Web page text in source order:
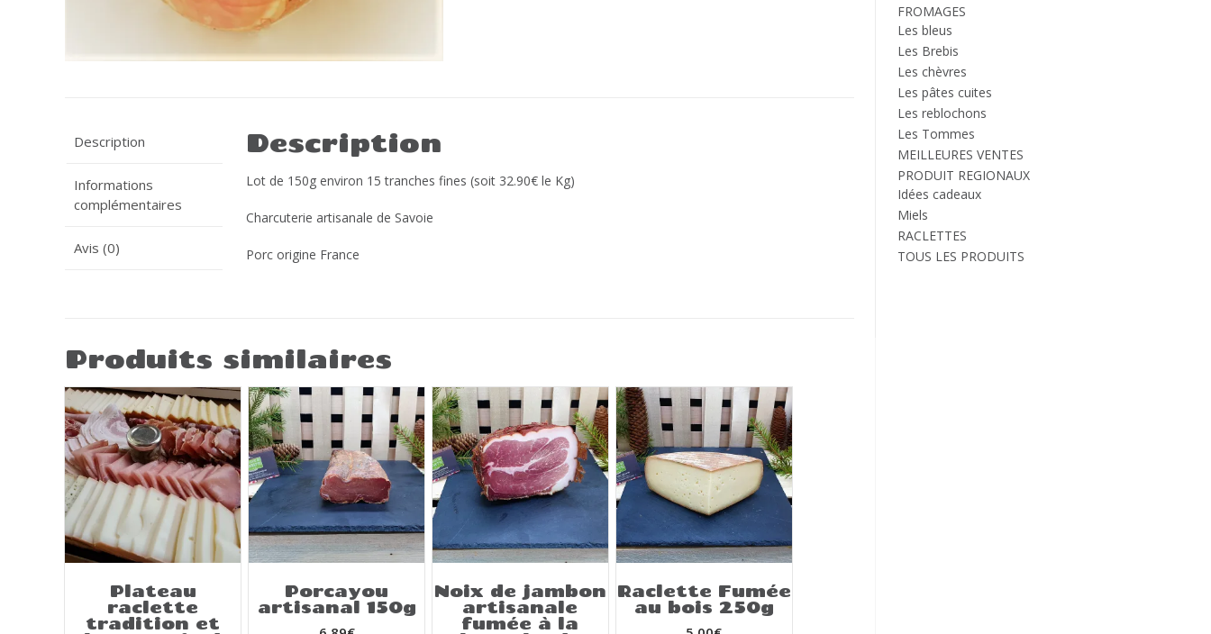
Description
Informations
complémentaires
Avis (0)
Description
Lot de 150g environ 15 tranches fines (soit 32.90€ le Kg)
Charcuterie artisanale de Savoie
Porc origine France
Produits similaires
Plateau
raclette
tradition et
Porcayou
artisanal 150g
Noix de jambon
artisanale
fumée à la
Raclette Fumée
au bois 250g
FROMAGES
Les bleus
Les Brebis
Les chèvres
Les pâtes cuites
Les reblochons
Les Tommes
MEILLEURES VENTES
PRODUIT REGIONAUX
Idées cadeaux
Miels
RACLETTES
TOUS LES PRODUITS